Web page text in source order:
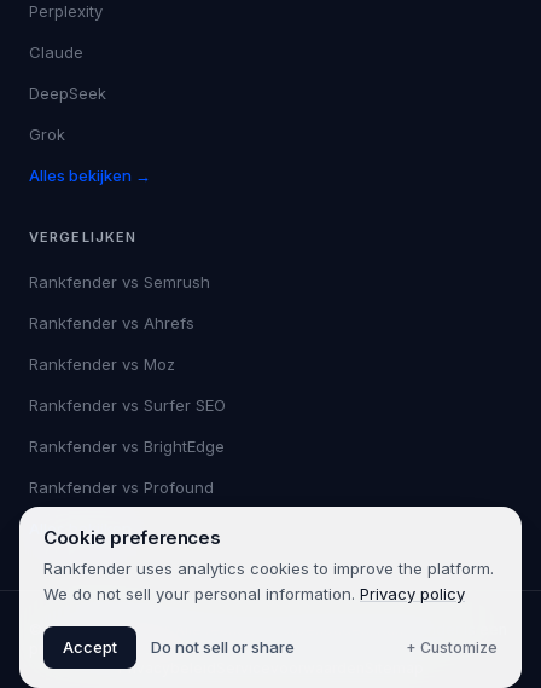
Perplexity
Claude
DeepSeek
Grok
Alles bekijken →
VERGELIJKEN
Rankfender vs Semrush
Rankfender vs Ahrefs
Rankfender vs Moz
Rankfender vs Surfer SEO
Rankfender vs BrightEdge
Rankfender vs Profound
Alles bekijken →
©2026Rankfender.
product van 361SEO.
Privacybeleid
Cookie preferences
Rankfender uses analytics cookies to improve the platform.
We do not sell your personal information. Privacy policy
Accept Do not sell or share + Customize